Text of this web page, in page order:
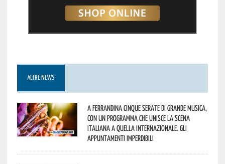
ALTRE NEWS
A Ferrandina cinque serate di grande musica,
con un programma che unisce la scena
italiana a quella internazionale. Gli
appuntamenti imperdibili